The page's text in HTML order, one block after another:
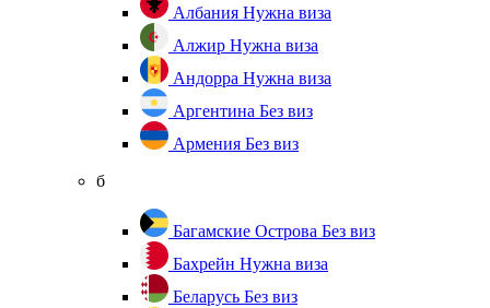
Албания Нужна виза
Алжир Нужна виза
Андорра Нужна виза
Аргентина Без виз
Армения Без виз
б
Багамские Острова Без виз
Бахрейн Нужна виза
Беларусь Без виз